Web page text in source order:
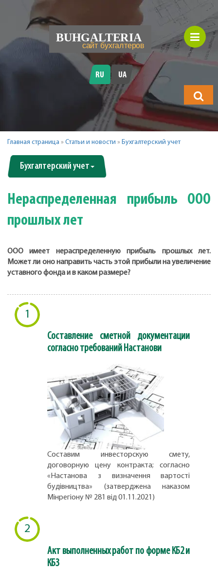
будете
искать?
RU UA
Главная страница » Статьи и новости » Бухгалтерский учет
Бухгалтерский учет
Нераспределенная прибыль ООО
прошлых лет
ООО имеет нераспределенную прибыль прошлых лет.
Может ли оно направить часть этой прибыли на увеличение
уставного фонда и в каком размере?
1
Составление сметной документации
согласно требований Настанови
Составим инвесторскую смету,
договорную цену контракта; согласно
«Настанова з визначення вартості
будівництва» (затверджена наказом
Мінрегіону № 281 від 01.11.2021)
2
Акт выполненных работ по форме КБ2 и
КБ3